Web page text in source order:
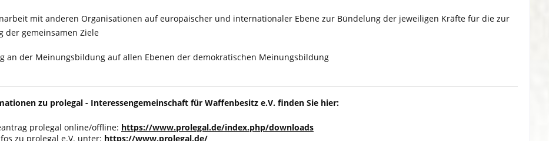
mit anderen Organisationen auf europäischer und internationaler Ebene zur Bündelung der jeweiligen Kräfte für die zur
der gemeinsamen Ziele
an der Meinungsbildung auf allen Ebenen der demokratischen Meinungsbildung
zu prolegal - Interessengemeinschaft für Waffenbesitz e.V. finden Sie hier:
prolegal online/offline: https://www.prolegal.de/index.php/downloads
zu prolegal e.V. unter: https://www.prolegal.de/